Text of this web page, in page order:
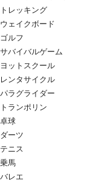
トレッキング
ウェイクボード
ゴルフ
サバイバルゲーム
ヨットスクール
レンタサイクル
パラグライダー
トランポリン
卓球
ダーツ
テニス
乗馬
バレエ